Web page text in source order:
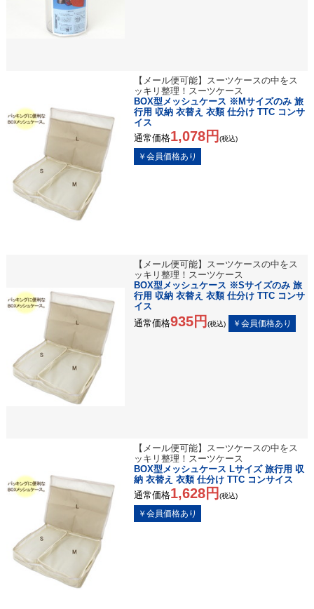
【メール便可能】スーツケースの中をス
ッキリ整理！スーツケース
BOX型メッシュケース ※Mサイズのみ 旅
行用 収納 衣替え 衣類 仕分け TTC コンサ
イス
通常価格1,078円 (税込)
【メール便可能】スーツケースの中をス
ッキリ整理！スーツケース
BOX型メッシュケース ※Sサイズのみ 旅
行用 収納 衣替え 衣類 仕分け TTC コンサ
イス
通常価格935円 (税込)
【メール便可能】スーツケースの中をス
ッキリ整理！スーツケース
BOX型メッシュケース Lサイズ 旅行用 収
納 衣替え 衣類 仕分け TTC コンサイス
通常価格1,628円 (税込)